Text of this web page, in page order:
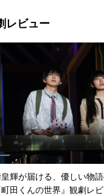
レビュー
皇輝が届ける、優しい物
田くんの世界』観劇レ